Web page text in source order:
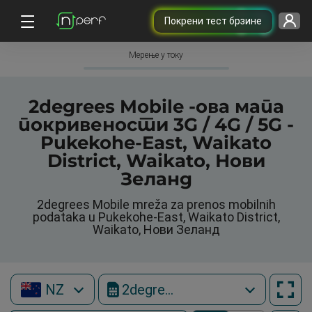
Покрени тест брзине
Мерење у току
2degrees Mobile -ова мапа
покривености 3G / 4G / 5G -
Pukekohe-East, Waikato
District, Waikato, Нови
Зеланд
2degrees Mobile mreža za prenos mobilnih
podataka u Pukekohe-East, Waikato District,
Waikato, Нови Зеланд
NZ 2degrees Mobile